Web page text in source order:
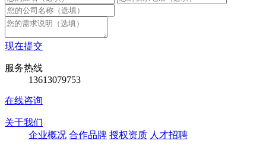
现在提交
服务热线
13613079753
在线咨询
关于我们
企业概况 合作品牌 授权资质 人才招聘